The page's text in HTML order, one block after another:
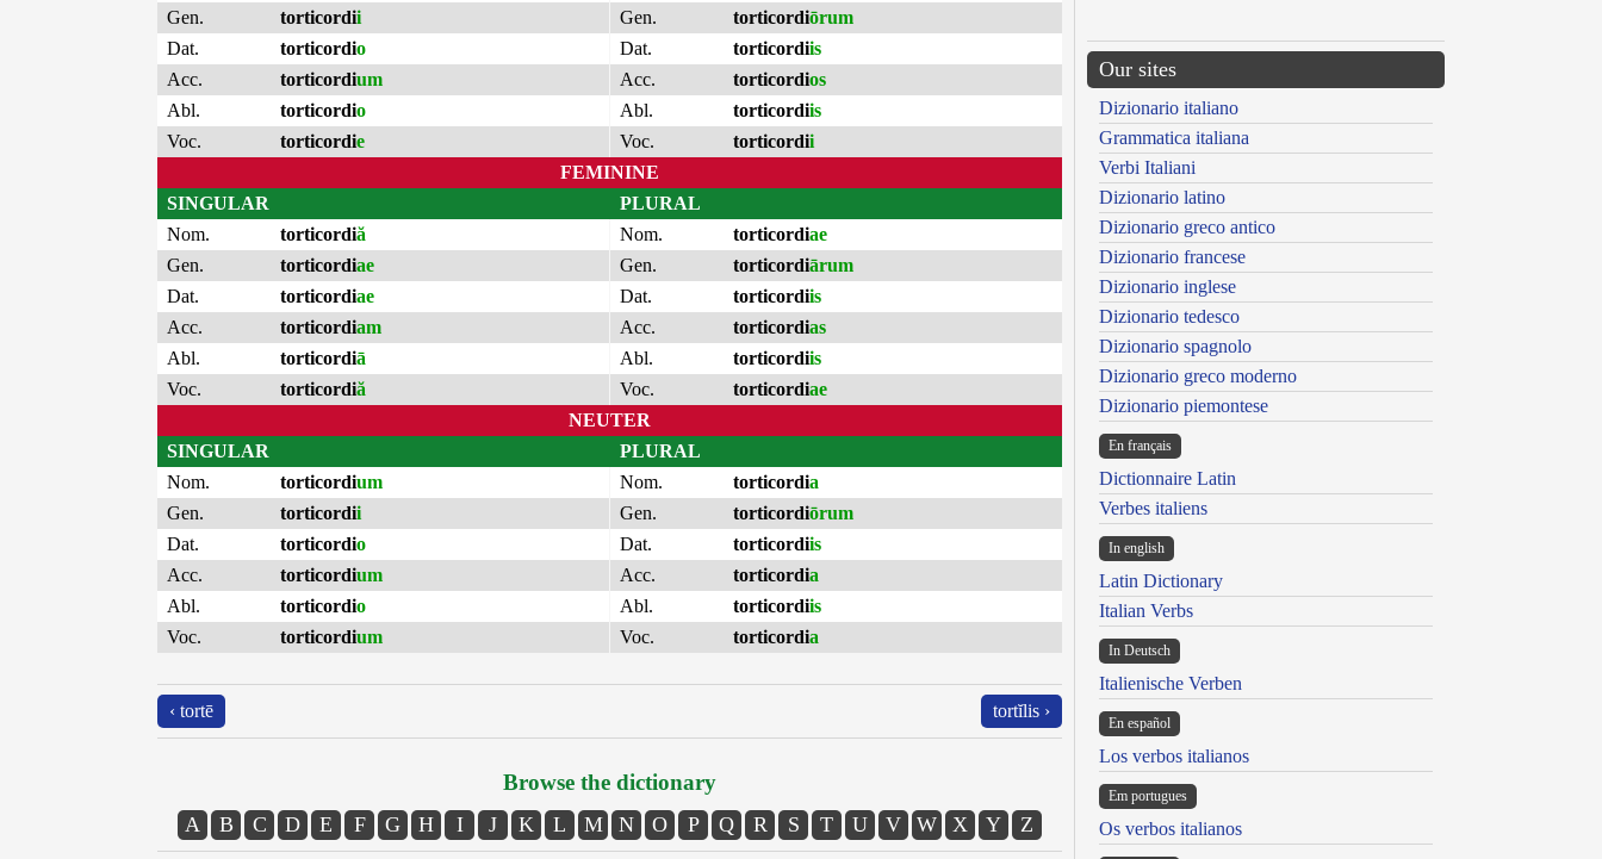
Gen.
torticordii
Dat.
torticordio
Acc.
torticordium
Abl.
torticordio
Voc.
torticordie
Gen.
torticordiōrum
Dat.
torticordiis
Acc.
torticordios
Abl.
torticordiis
Voc.
torticordii
FEMININE
SINGULAR
Nom.
torticordiă
Gen.
torticordiae
Dat.
torticordiae
Acc.
torticordiam
Abl.
torticordiā
Voc.
torticordiă
PLURAL
Nom.
torticordiae
Gen.
torticordiārum
Dat.
torticordiis
Acc.
torticordias
Abl.
torticordiis
Voc.
torticordiae
NEUTER
SINGULAR
Nom.
torticordium
Gen.
torticordii
Dat.
torticordio
Acc.
torticordium
Abl.
torticordio
Voc.
torticordium
PLURAL
Nom.
torticordia
Gen.
torticordiōrum
Dat.
torticordiis
Acc.
torticordia
Abl.
torticordiis
Voc.
torticordia
‹ tortē tortĭlis ›
Browse the dictionary
A B C D E F G H I J K L M N O P Q R S T U V W X Y Z
Our sites
Dizionario italiano
Grammatica italiana
Verbi Italiani
Dizionario latino
Dizionario greco antico
Dizionario francese
Dizionario inglese
Dizionario tedesco
Dizionario spagnolo
Dizionario greco moderno
Dizionario piemontese
En français
Dictionnaire Latin
Verbes italiens
In english
Latin Dictionary
Italian Verbs
In Deutsch
Italienische Verben
En español
Los verbos italianos
Em portugues
Os verbos italianos